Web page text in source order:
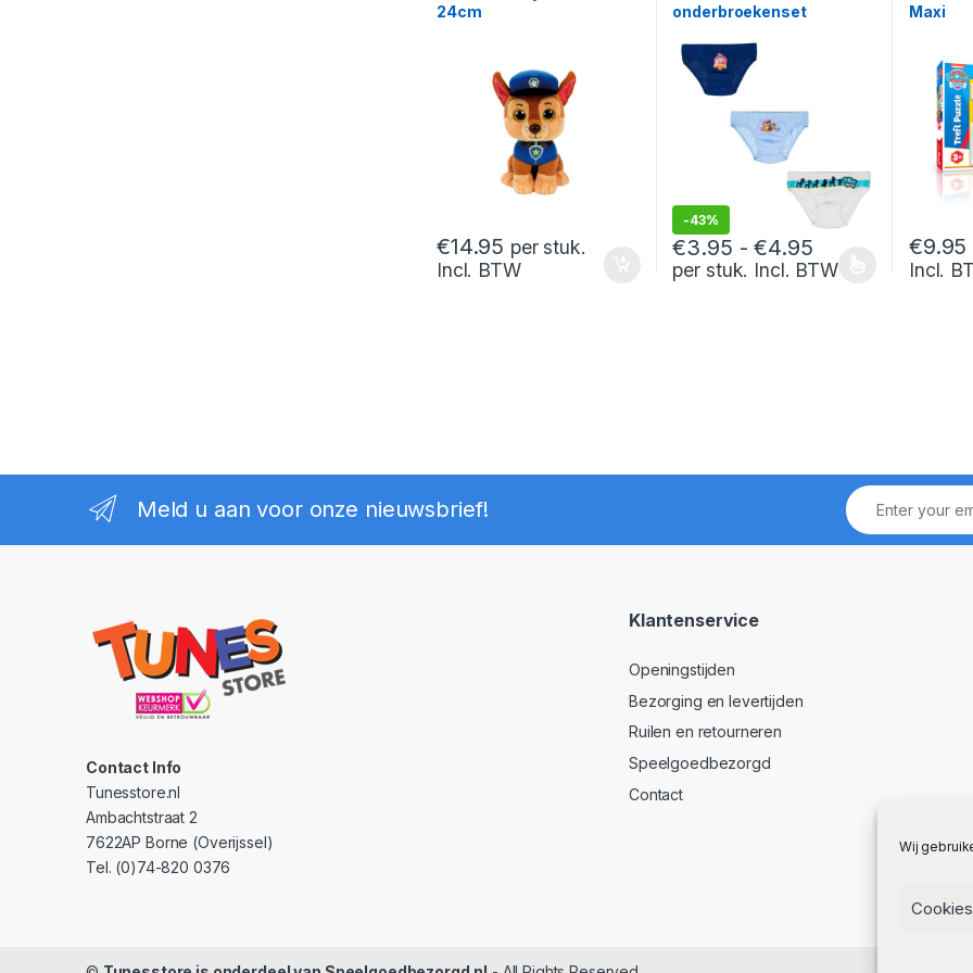
Wij
24cm
€14.95 per stuk.
Incl. BTW
onderbroekenset
-43%
€3.95 - €4.95Prijsklasse:
per stuk. Incl. BTW
Dit product heeft meerdere variaties.
Maxi
€9.95
Incl.
Meld u aan voor onze nieuwsbrief!
Contact Info
Tunesstore.nl
Ambachtstraat 2
7622AP Borne (Overijssel)
Tel. (0)74-820 0376
Klantenservice
Openingstijden
Bezorging en levertijden
Ruilen en retourneren
Speelgoedbezorgd
Contact